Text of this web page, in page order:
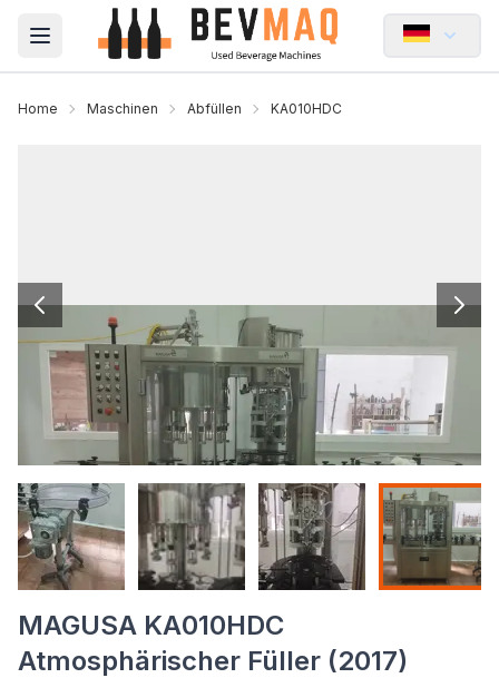
Open main menu
Home Maschinen Abfüllen KA010HDC
MAGUSA KA010HDC
Atmosphärischer Füller (2017)